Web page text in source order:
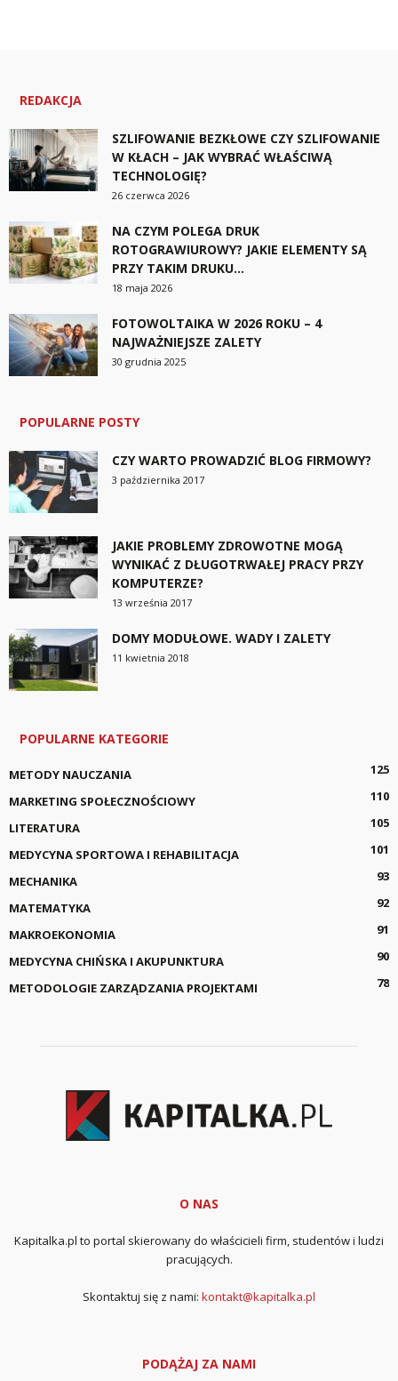
REDAKCJA
SZLIFOWANIE BEZKŁOWE CZY SZLIFOWANIE
W KŁACH – JAK WYBRAĆ WŁAŚCIWĄ
TECHNOLOGIĘ?
26 czerwca 2026
NA CZYM POLEGA DRUK
ROTOGRAWIUROWY? JAKIE ELEMENTY SĄ
PRZY TAKIM DRUKU...
18 maja 2026
FOTOWOLTAIKA W 2026 ROKU – 4
NAJWAŻNIEJSZE ZALETY
30 grudnia 2025
POPULARNE POSTY
CZY WARTO PROWADZIĆ BLOG FIRMOWY?
3 października 2017
JAKIE PROBLEMY ZDROWOTNE MOGĄ
WYNIKAĆ Z DŁUGOTRWAŁEJ PRACY PRZY
KOMPUTERZE?
13 września 2017
DOMY MODUŁOWE. WADY I ZALETY
11 kwietnia 2018
POPULARNE KATEGORIE
METODY NAUCZANIA
125
MARKETING SPOŁECZNOŚCIOWY
110
LITERATURA
105
MEDYCYNA SPORTOWA I REHABILITACJA
101
MECHANIKA
93
MATEMATYKA
92
MAKROEKONOMIA
91
MEDYCYNA CHIŃSKA I AKUPUNKTURA
90
METODOLOGIE ZARZĄDZANIA PROJEKTAMI
78
O NAS
Kapitalka.pl to portal skierowany do właścicieli firm, studentów i ludzi
pracujących.
Skontaktuj się z nami: kontakt@kapitalka.pl
PODĄŻAJ ZA NAMI